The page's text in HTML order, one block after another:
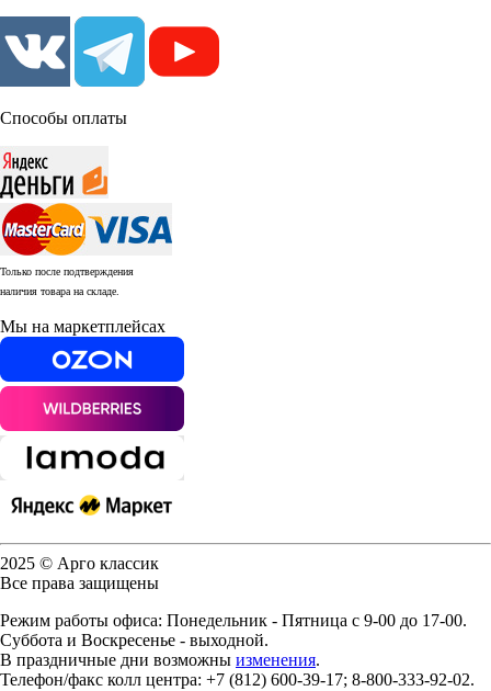
Способы оплаты
Только после подтверждения
наличия товара на складе.
Мы на маркетплейсах
2025 © Арго классик
Все права защищены
Режим работы офиса: Понедельник - Пятница с 9-00 до 17-00.
Суббота и Воскресенье - выходной.
В праздничные дни возможны изменения.
Телефон/факс колл центра: +7 (812) 600-39-17; 8-800-333-92-02.